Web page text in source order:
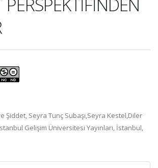
Şiddet, Seyra Tunç Subaşı,Seyra Kestel,Diler
Gelişim Üniversitesi Yayınları, İstanbul,